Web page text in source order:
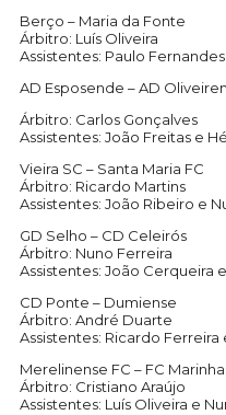
Berço – Maria da Fonte
Árbitro: Luís Oliveira
Assistentes: Paulo
AD Esposende – AD
Árbitro: Carlos Gonçalves
Assistentes: João Freitas e
Vieira SC – Santa Maria FC
Árbitro: Ricardo Martins
Assistentes: João Ribeiro e
GD Selho – CD Celeirós
Árbitro: Nuno Ferreira
Assistentes: João Cerqueira
CD Ponte – Dumiense
Árbitro: André Duarte
Assistentes: Ricardo Ferreira
Merelinense FC – FC
Árbitro: Cristiano Araújo
Assistentes: Luís Oliveira e